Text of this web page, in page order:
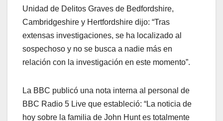
Unidad de Delitos Graves de Bedfordshire,
Cambridgeshire y Hertfordshire dijo: “Tras
extensas investigaciones, se ha localizado al
sospechoso y no se busca a nadie más en
relación con la investigación en este momento”.
La BBC publicó una nota interna al personal de
BBC Radio 5 Live que estableció: “La noticia de
hoy sobre la familia de John Hunt es totalmente